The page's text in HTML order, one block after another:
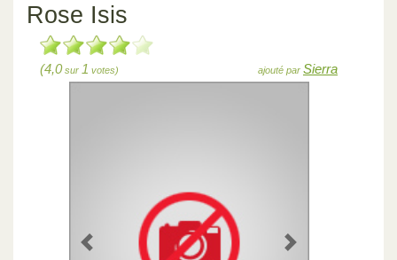
Rose Isis
(4,0sur 1 votes) ajouté par Sierra
Previous Next